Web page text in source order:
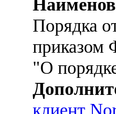
Порядка
приказом
"О
клиент